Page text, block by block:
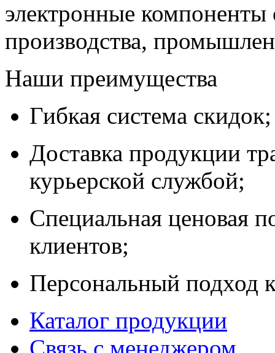
электронные компоненты
производства,
Наши преимущества
Гибкая система скидок;
Доставка продукции
курьерской службой;
Специальная ценовая
клиентов;
Персональный подход
Каталог продукции